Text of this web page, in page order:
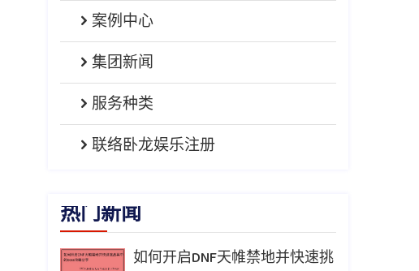
案例中心
集团新闻
服务种类
联络卧龙娱乐注册
热门新闻
如何开启DNF天帷禁地并快速挑